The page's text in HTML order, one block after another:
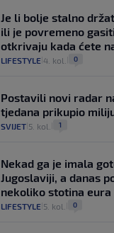
Je li bolje stalno
ili je povremeno
otkrivaju kada ćete
LIFESTYLE 4. kol. 0
Postavili novi radar
tjedana prikupio
SVIJET 5. kol. 1
Nekad ga je imala
Jugoslaviji, a danas
nekoliko stotina eura
LIFESTYLE 5. kol. 0